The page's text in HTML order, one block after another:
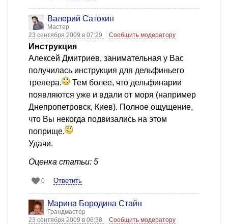
Валерий Сатокин
Мастер
23 сентября 2009 в 07:29
Сообщить модератору
Инструкция
Алексей Дмитриев, занимательная у Вас
получилась инструкция для дельфиньего
тренера.
Тем более, что дельфинарии
появляются уже и вдали от моря (например
Днепропетровск, Киев). Полное ощущение,
что Вы некогда подвизались на этом
поприще.
Удачи.
Оценка статьи: 5
0 Ответить
Марина Бородина Стайн
Грандмастер
23 сентября 2009 в 06:38
Сообщить модератору